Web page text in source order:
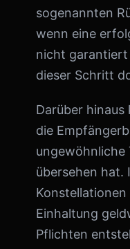
sogenannten
wenn eine
nicht
dieser Schritt
Darüber
die
ungewöhnliche
übersehen hat.
Einhaltung
Pflichten